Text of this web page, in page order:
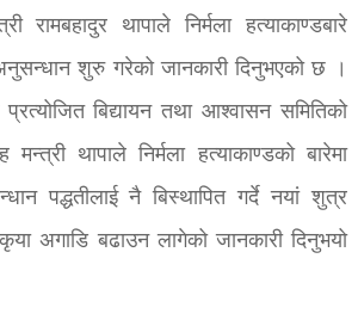
रामबहादुर थापाले निर्मला हत्याकाण्डबारे
शुरु गरेको जानकारी दिनुभएको छ ।
प्रत्योजित बिद्यायन तथा आश्वासन समितिको
थापाले निर्मला हत्याकाण्डको बारेमा
पद्धतीलाई नै बिस्थापित गर्दे नयां शुत्र
अगाडि बढाउन लागेको जानकारी दिनुभयो